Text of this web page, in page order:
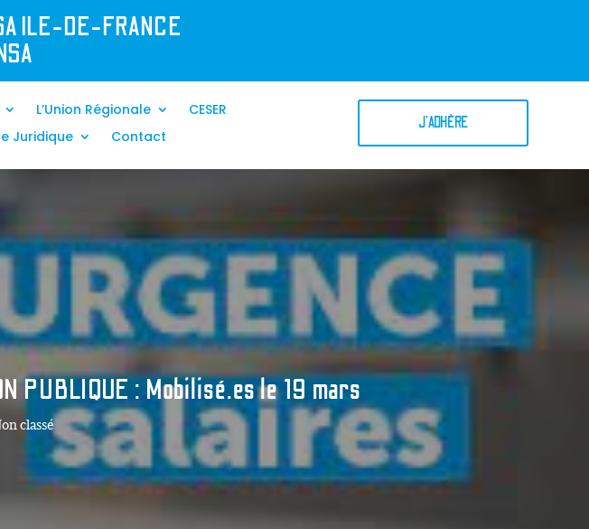
ILE-DE-FRANCE
L’Union Régionale
CESER
Juridique Contact
J'ADHÈRE
PUBLIQUE : Mobilisé.es le 19 mars
classé